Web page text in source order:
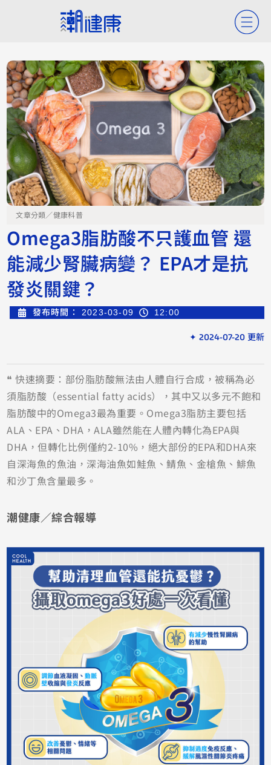
文章分類／健康科普
Omega3脂肪酸不只護血管 還
能減少腎臟病變？ EPA才是抗
發炎關鍵？
發布時間： 2023-03-09 12:00
✦ 2024-07-20 更新
❝ 快速摘要：部份脂肪酸無法由人體自行合成，被稱為必
須脂肪酸（essential fatty acids），其中又以多元不飽和
脂肪酸中的Omega3最為重要。Omega3脂肪主要包括
ALA、EPA、DHA，ALA雖然能在人體內轉化為EPA與
DHA，但轉化比例僅約2-10%，絕大部份的EPA和DHA來
自深海魚的魚油，深海油魚如鮭魚、鯖魚、金槍魚、鯡魚
和沙丁魚含量最多。
潮健康／綜合報導